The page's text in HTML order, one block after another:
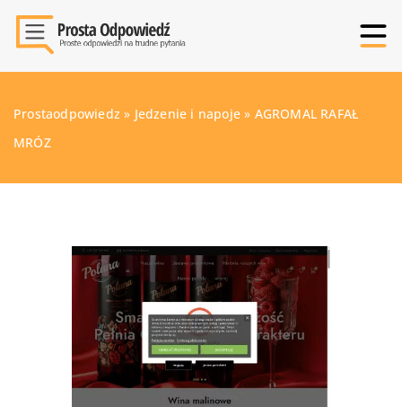
Prostaodpowiedz » Jedzenie i napoje » AGROMAL RAFAŁ
MRÓZ